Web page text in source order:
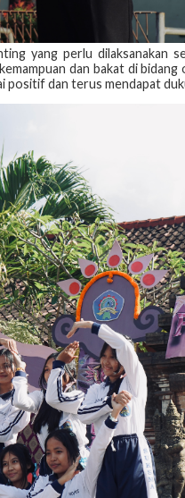
yang perlu dilaksanakan
dan bakat di
positif dan terus mendapat